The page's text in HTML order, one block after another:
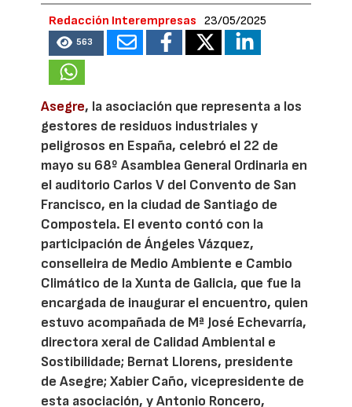
Redacción Interempresas 23/05/2025
563
Asegre, la asociación que representa a los
gestores de residuos industriales y
peligrosos en España, celebró el 22 de
mayo su 68º Asamblea General Ordinaria en
el auditorio Carlos V del Convento de San
Francisco, en la ciudad de Santiago de
Compostela. El evento contó con la
participación de Ángeles Vázquez,
conselleira de Medio Ambiente e Cambio
Climático de la Xunta de Galicia, que fue la
encargada de inaugurar el encuentro, quien
estuvo acompañada de Mª José Echevarría,
directora xeral de Calidad Ambiental e
Sostibilidade; Bernat Llorens, presidente
de Asegre; Xabier Caño, vicepresidente de
esta asociación, y Antonio Roncero,